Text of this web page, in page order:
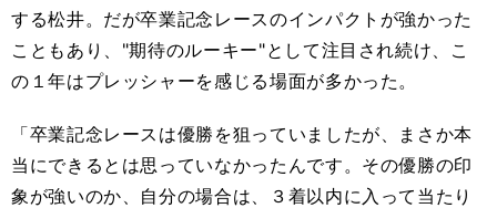
する松井。だが卒業記念レースのインパクトが強かった
こともあり、"期待のルーキー"として注目され続け、こ
の１年はプレッシャーを感じる場面が多かった。
「卒業記念レースは優勝を狙っていましたが、まさか本
当にできるとは思っていなかったんです。その優勝の印
象が強いのか、自分の場合は、３着以内に入って当たり